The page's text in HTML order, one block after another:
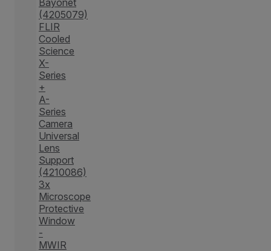
Bayonet
(4205079)
FLIR
Cooled
Science
X-
Series
+
A-
Series
Camera
Universal
Lens
Support
(4210086)
3x
Microscope
Protective
Window
-
MWIR